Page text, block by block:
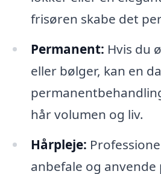
frisøren skabe det
Permanent: Hvis du
eller bølger, kan en
hår volumen og liv.
Hårpleje:
anbefale og